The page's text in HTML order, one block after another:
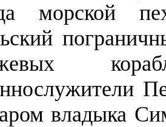
морской
владыка